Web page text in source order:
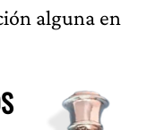
alguna en